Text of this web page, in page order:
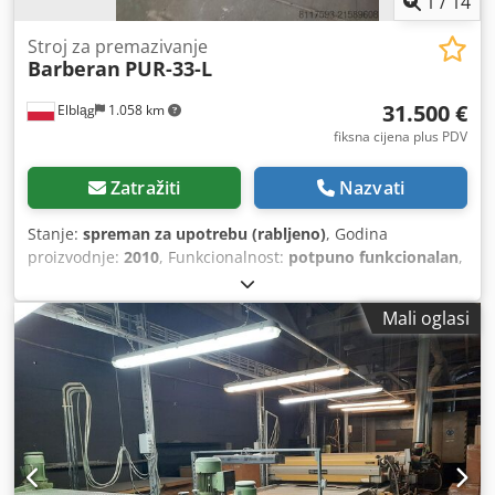
Elbląg 1.058 km
Stroj za premazivanje
Barberan PUR-33-L
31.500 €
fiksna cijena plus PDV
Zatražiti Nazvati
Stanje: spreman za upotrebu (rabljeno), Godina
proizvodnje: 2010, Funkcionalnost: potpuno funkcionalan,
, radna visina:
prodaju: BARBERAN PUR-33-L omotač profila (godina 2010.)
– stroj za oblaganje elemenata dekorativnom folijom uz
upotrebu PUR hot-melt ljepila (ljepljenje na vruće). Stroj je
u verziji s jednim dovodnikom folije, automatskim
upravljanjem te dodatno ugrađenim antistatičkim korona
sustavom (smanjenje elektrostatskog naboja – poboljšava
stabilnost folije u radu). Tehničke specifikacije: Model:
BARBERAN PUR-33-L Godina proizvodnje: 2010. Duljina
stroja: cca 9 m Maks. širina elementa: 120 mm Brzina
Mali oglasi